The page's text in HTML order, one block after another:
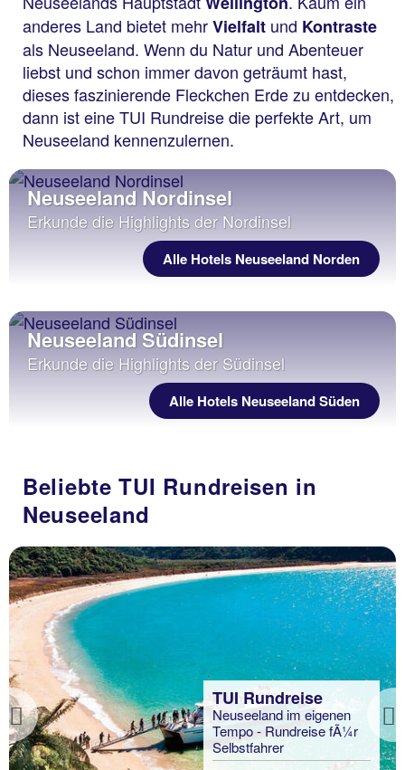
anderes Land bietet mehrVielfalt und Kontraste
als Neuseeland. Wenn du Natur und Abenteuer
liebst und schon immer davon geträumt hast,
dieses faszinierende Fleckchen Erde zu entdecken,
dann ist eine TUI Rundreise die perfekte Art, um
Neuseeland kennenzulernen.
Neuseeland Nordinsel
Erkunde die Highlights der Nordinsel
Alle Hotels Neuseeland Norden
Neuseeland Südinsel
Erkunde die Highlights der Südinsel
Alle Hotels Neuseeland Süden
Beliebte TUI Rundreisen in
Neuseeland
Previous
TUI Rundreise
Neuseeland im eigenen
Tempo - Rundreise fÃ¼r
Selbstfahrer